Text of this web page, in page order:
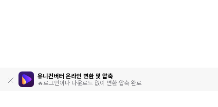
유니컨버터 온라인 변환 및 압축
🔥로그인이나 다운로드 없이 변환·압축 완료